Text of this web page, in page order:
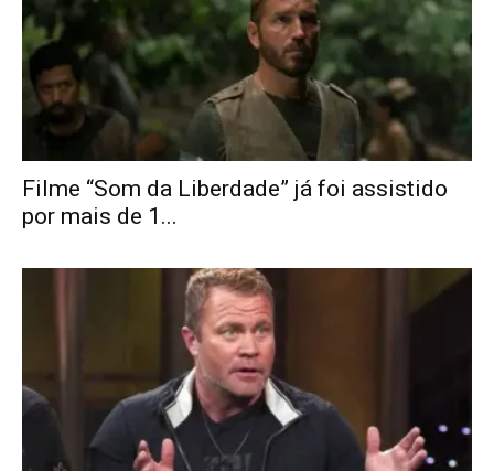
Filme “Som da Liberdade” já foi assistido
por mais de 1...